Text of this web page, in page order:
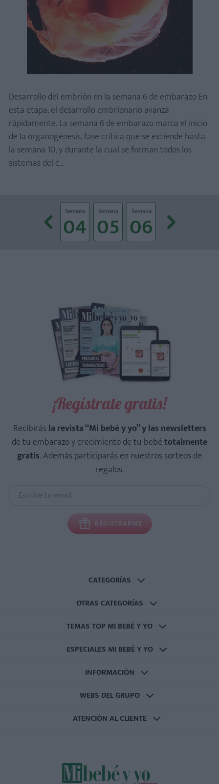
Desarrollo del embrión en la semana 6 de embarazo En
esta etapa, el desarrollo embrionario avanza
rápidamente. La semana 6 de embarazo marca el inicio
de la organogénesis, fase crítica que se extiende hasta
la semana 10, y durante la cual se forman todos los
sistemas del c...
03 Semana
04 Semana
05 Semana
06 07
¡Regístrate gratis!
Recibirásla revista “Mi bebé y yo” y las newsletters
de tu embarazo y crecimiento de tu bebétotalmente
gratis. Además participarás en nuestros sorteos de
regalos.
REGISTRARME
CATEGORÍAS
OTRAS CATEGORÍAS
TEMAS TOP MI BEBÉ Y YO
ESPECIALES MI BEBÉ Y YO
INFORMACIÓN
WEBS DEL GRUPO
ATENCIÓN AL CLIENTE